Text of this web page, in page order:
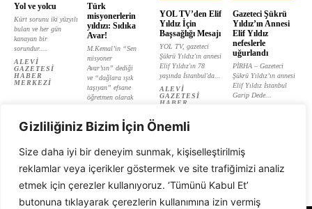
Gizliliğiniz Bizim İçin Önemli
Size daha iyi bir deneyim sunmak, kişiselleştirilmiş
reklamlar veya içerikler göstermek ve site trafiğimizi analiz
etmek için çerezler kullanıyoruz. ‘Tümünü Kabul Et’
butonuna tıklayarak çerezlerin kullanımına izin vermiş
Yol ve yolcu
Kürt sorunu iki yüzyılı
bulan ve her gün
kanayan bir
sorundur....
ALEVI
GAZETESI
HABER
MERKEZI
Türk
misyonerlerin
yıldızı: Sıdıka
Avar!
M.Kemal’in “Sen
misyoner
Avar’sın” dediği
ve “dağlara ışık
taşıyan” efsane
öğretmen olarak
ALEVI
GAZETESI
YOL TV’den Elif
Yıldız İçin
Başsağlığı Mesajı
YOL TV, gazeteci
Şükrü Yıldız'ın annesi
Elif Yıldız'ın 78
yaşında İstanbul'da...
ALEVI
GAZETESI
HABER
Gazeteci Şükrü
Yıldız’ın Annesi
Elif Yıldız
nefeslerle
uğurlandı
PİRHA – Gazeteci
Şükrü Yıldız’ın annesi
Elif Yıldız İstanbul
Garip Dede...